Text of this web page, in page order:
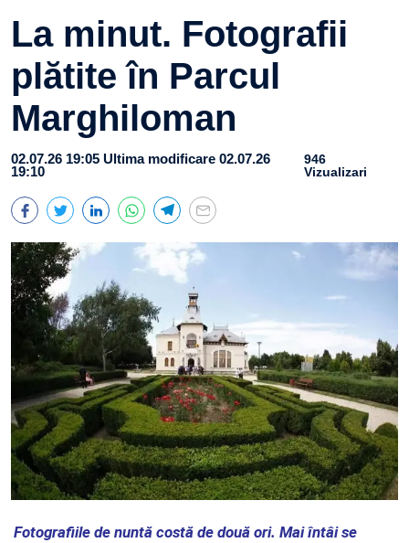
La minut. Fotografii
plătite în Parcul
Marghiloman
02.07.26 19:05 Ultima modificare 02.07.26
19:10
946
Vizualizari
Fotografiile de nuntă costă de două ori. Mai întâi se